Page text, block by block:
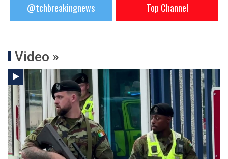
@tchbreakingnews Top Channel
Video »